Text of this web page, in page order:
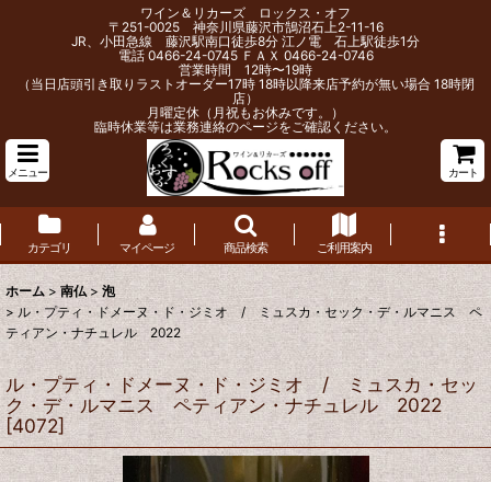
ワイン＆リカーズ ロックス・オフ
〒251-0025 神奈川県藤沢市鵠沼石上2-11-16
JR、小田急線 藤沢駅南口徒歩8分 江ノ電 石上駅徒歩1分
電話 0466-24-0745 ＦＡＸ 0466-24-0746
営業時間 12時〜19時
（当日店頭引き取りラストオーダー17時 18時以降来店予約が無い場合 18時閉
店）
月曜定休（月祝もお休みです。）
臨時休業等は業務連絡のページをご確認ください。
メニュー カート
カテゴリ マイページ 商品検索 ご利用案内
ホーム > 南仏 > 泡
> ル・プティ・ドメーヌ・ド・ジミオ / ミュスカ・セック・デ・ルマニス ペ
ティアン・ナチュレル 2022
ル・プティ・ドメーヌ・ド・ジミオ / ミュスカ・セッ
ク・デ・ルマニス ペティアン・ナチュレル 2022
[4072]